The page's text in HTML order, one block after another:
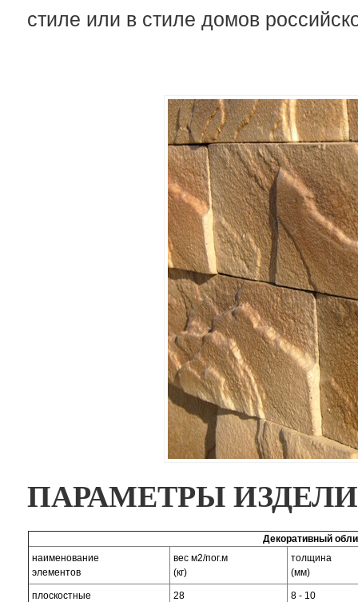
стиле или в стиле домов
ПАРАМЕТРЫ
Декоративный
наименование
элементов
вес м2/пог.м
(кг)
толщина
(мм)
плоскостные 28 8 - 10